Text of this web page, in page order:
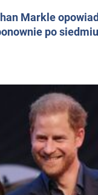
Markle
po